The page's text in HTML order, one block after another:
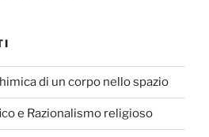
di un corpo nello spazio
e Razionalismo religioso